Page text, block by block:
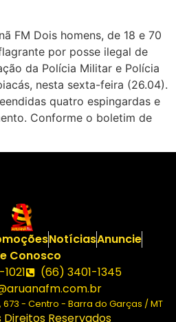
FM Dois homens, de 18 e 70
por posse ilegal de
da Polícia Militar e Polícia
nesta sexta-feira (26.04).
quatro espingardas e
Conforme o boletim de
NotíciasAnuncie
Conosco
(66) 3401-1345
673 - Centro - Barra do Garças / MT
Direitos Reservados